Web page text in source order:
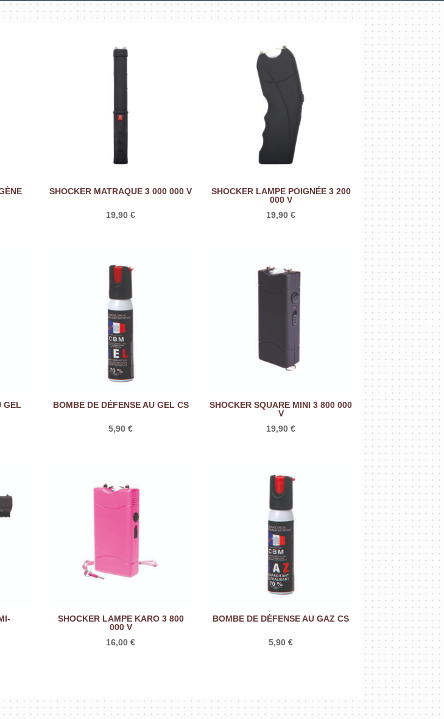
SHOCKER MATRAQUE 3 000 000 V
19,90€
SHOCKER LAMPE POIGNÉE 3 200
000 V
19,90€
GEL
BOMBE DE DÉFENSE AU GEL CS
5,90€
SHOCKER SQUARE MINI 3 800 000
V
19,90€
SHOCKER LAMPE KARO 3 800
000 V
16,00€
BOMBE DE DÉFENSE AU GAZ CS
5,90€